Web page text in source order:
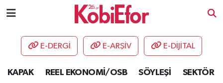
E-DERGİ E-ARŞİV E-DİJİTAL
KAPAK REEL EKONOMİ/OSB SÖYLEŞİ SEKTÖR
AKADEMİ